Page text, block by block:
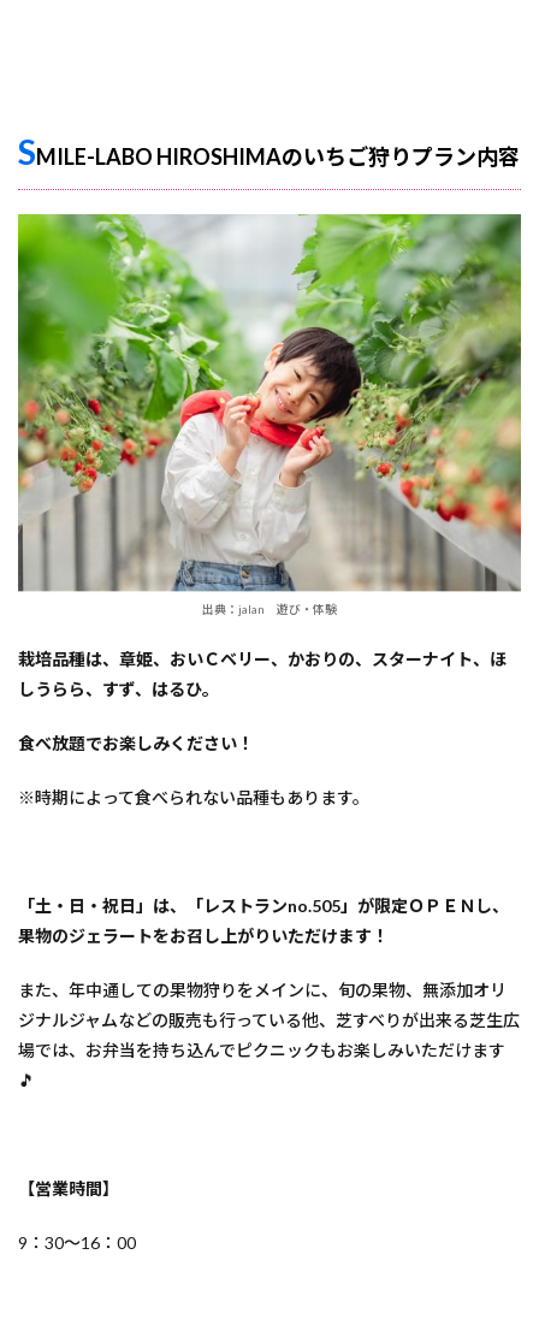
SMILE-LABO HIROSHIMAのいちご狩りプラン内容
出典：jalan 遊び・体験
栽培品種は、章姫、おいＣベリー、かおりの、スターナイト、ほ
しうらら、すず、はるひ。
食べ放題でお楽しみください！
※時期によって食べられない品種もあります。
「土・日・祝日」は、「レストランno.505」が限定ＯＰＥＮし、
果物のジェラートをお召し上がりいただけます！
また、年中通しての果物狩りをメインに、旬の果物、無添加オリ
ジナルジャムなどの販売も行っている他、芝すべりが出来る芝生広
場では、お弁当を持ち込んでピクニックもお楽しみいただけます
🎵
【営業時間】
9：30～16：00